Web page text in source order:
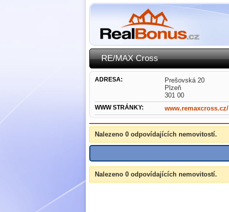
RE/MAX Cross
ADRESA:
Prešovská 20
Plzeň
301 00
WWW STRÁNKY: www.remaxcross.cz/
Nalezeno 0 odpovídajících nemovitostí.
Nalezeno 0 odpovídajících nemovitostí.